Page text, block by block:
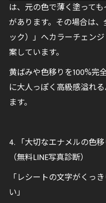
は、元の色で薄く塗って
があります。その場合は
ック）」へカラーチェン
案しています。
黄ばみや色移りを100%完
に大人っぽく高級感溢れ
ます。
4. 「大切なエナメルの色
（無料LINE写真診断）
「レシートの文字がくっ
い」